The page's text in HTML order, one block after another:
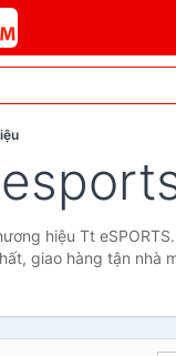
hiệu Tt
giao hàng tận nhà